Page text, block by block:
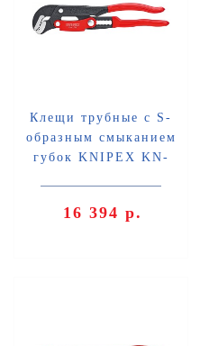
Клещи трубные с S-
образным смыканием
губок KNIPEX KN-
16 394 р.